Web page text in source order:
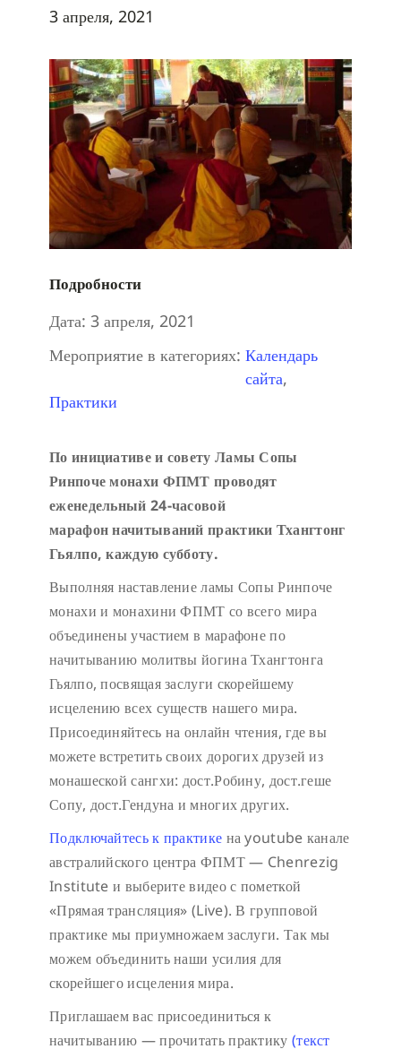
3 апреля, 2021
Подробности
Дата: 3 апреля, 2021
Мероприятие в категориях: Календарь
сайта,
Практики
По инициативе и совету Ламы Сопы
Ринпоче монахи ФПМТ проводят
еженедельный 24-часовой
марафон начитываний практики Тхангтонг
Гьялпо, каждую субботу.
Выполняя наставление ламы Сопы Ринпоче
монахи и монахини ФПМТ со всего мира
объединены участием в марафоне по
начитыванию молитвы йогина Тхангтонга
Гьялпо, посвящая заслуги скорейшему
исцелению всех существ нашего мира.
Присоединяйтесь на онлайн чтения, где вы
можете встретить своих дорогих друзей из
монашеской сангхи: дост.Робину, дост.геше
Сопу, дост.Гендуна и многих других.
Подключайтесь к практике на youtube канале
австралийского центра ФПМТ — Chenrezig
Institute и выберите видео с пометкой
«Прямая трансляция» (Live). В групповой
практике мы приумножаем заслуги. Так мы
можем объединить наши усилия для
скорейшего исцеления мира.
Приглашаем вас присоединиться к
начитыванию — прочитать практику (текст